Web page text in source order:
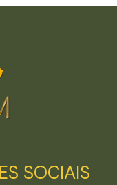
SOCIAIS